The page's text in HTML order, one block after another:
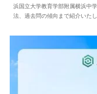
浜国立大学教育学部附属横浜中
法、過去問の傾向まで紹介いたし